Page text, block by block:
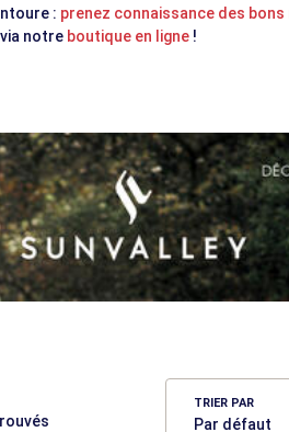
: prenez connaissance des
notre boutique en ligne !
TRIER PAR